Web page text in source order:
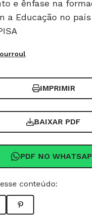
e ênfase na
a Educação no
IMPRIMIR
BAIXAR PDF
PDF NO
conteúdo: